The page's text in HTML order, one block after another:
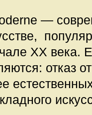
—
XX века.
отказ